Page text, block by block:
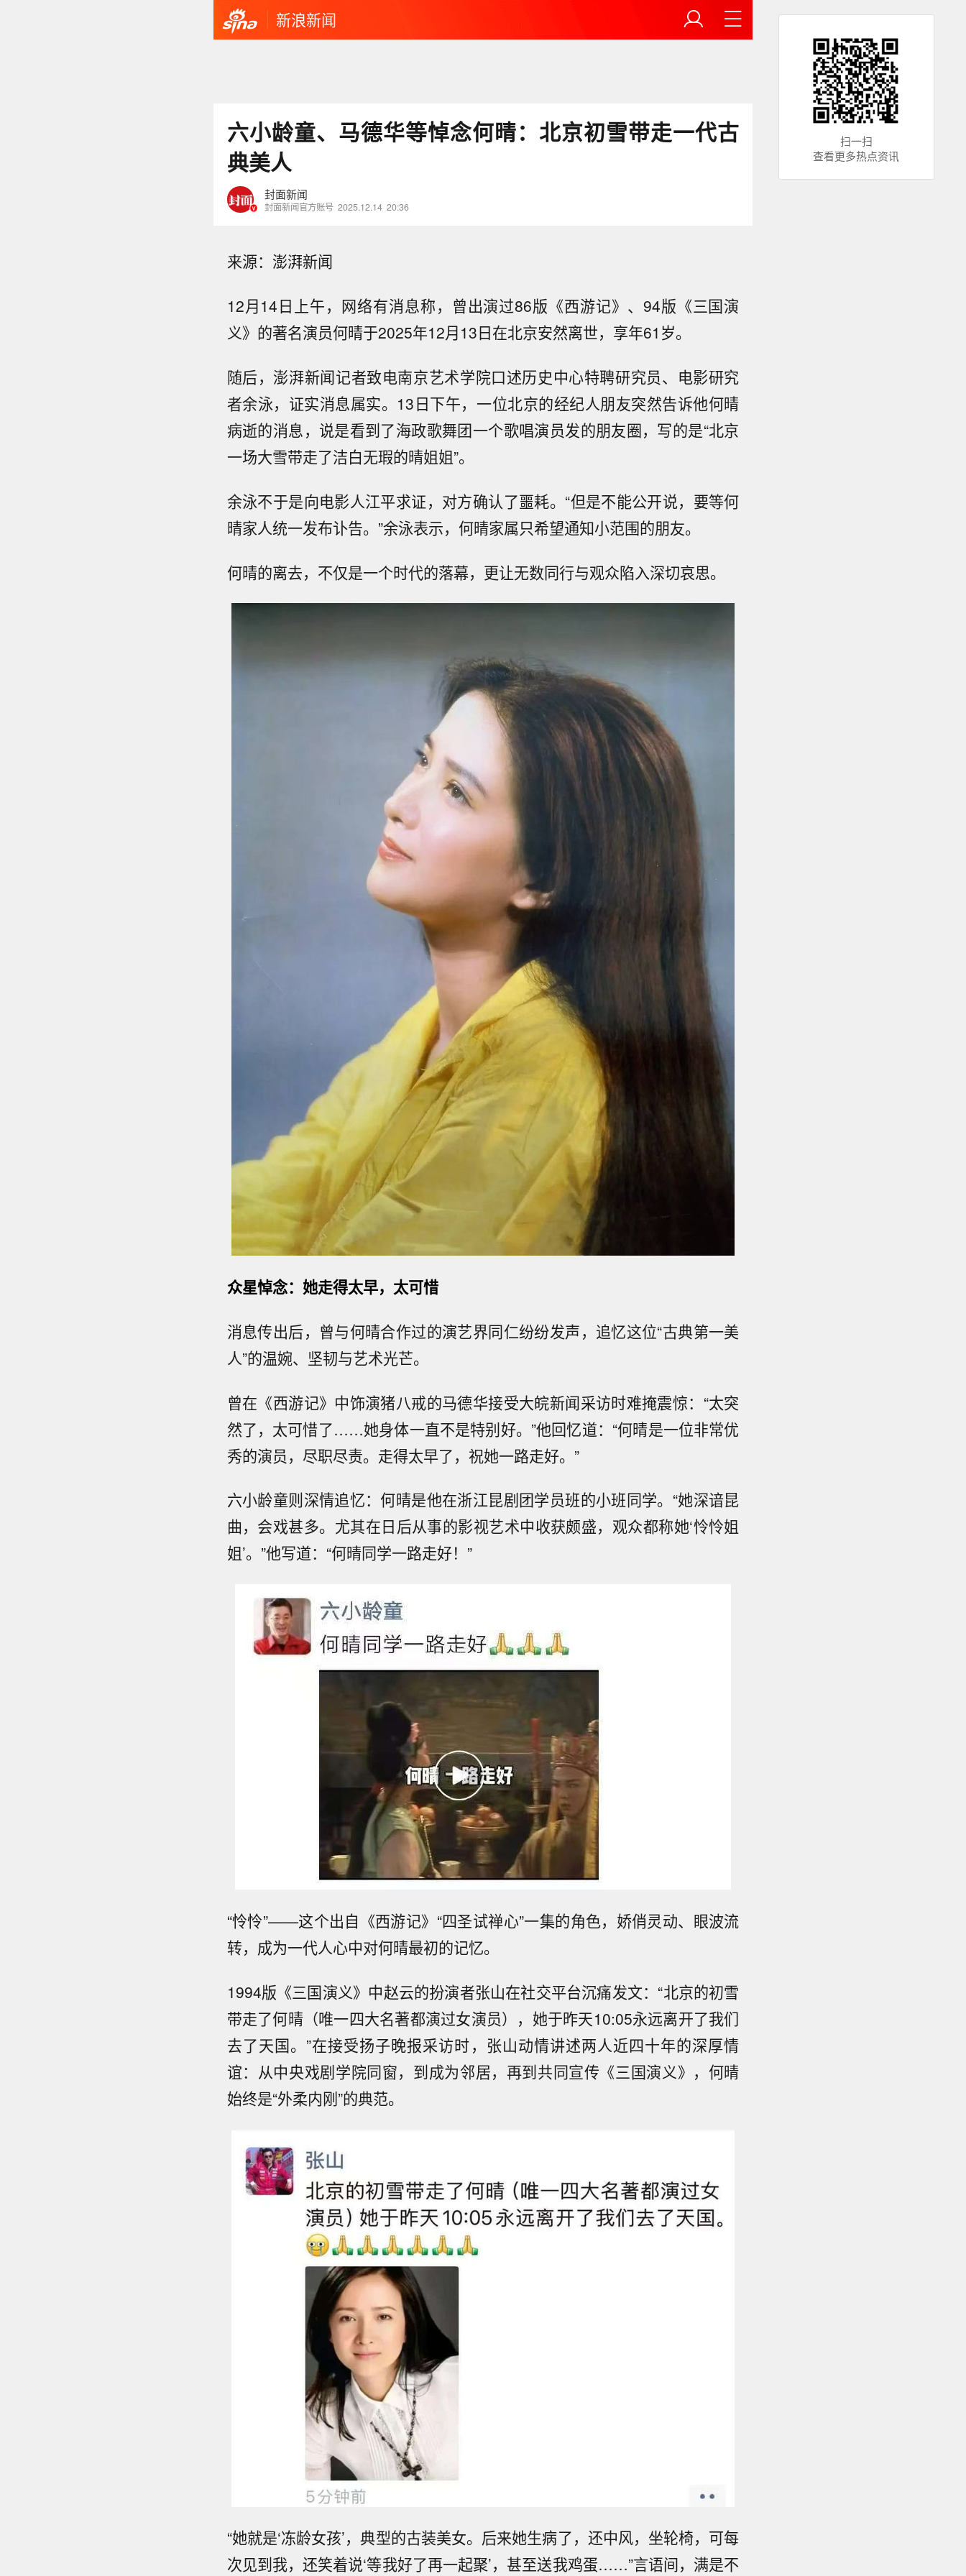
新浪新闻
六小龄童、马德华等悼念何晴：北京初雪带走一代古
典美人
封面新闻
封面新闻官方账号 2025.12.14 20:36
来源：澎湃新闻
12月14日上午，网络有消息称，曾出演过86版《西游记》、94版《三国演
义》的著名演员何晴于2025年12月13日在北京安然离世，享年61岁。
随后，澎湃新闻记者致电南京艺术学院口述历史中心特聘研究员、电影研究
者余泳，证实消息属实。13日下午，一位北京的经纪人朋友突然告诉他何晴
病逝的消息，说是看到了海政歌舞团一个歌唱演员发的朋友圈，写的是“北京
一场大雪带走了洁白无瑕的晴姐姐”。
余泳不于是向电影人江平求证，对方确认了噩耗。“但是不能公开说，要等何
晴家人统一发布讣告。”余泳表示，何晴家属只希望通知小范围的朋友。
何晴的离去，不仅是一个时代的落幕，更让无数同行与观众陷入深切哀思。
众星悼念：她走得太早，太可惜
消息传出后，曾与何晴合作过的演艺界同仁纷纷发声，追忆这位“古典第一美
人”的温婉、坚韧与艺术光芒。
曾在《西游记》中饰演猪八戒的马德华接受大皖新闻采访时难掩震惊：“太突
然了，太可惜了……她身体一直不是特别好。”他回忆道：“何晴是一位非常优
秀的演员，尽职尽责。走得太早了，祝她一路走好。”
六小龄童则深情追忆：何晴是他在浙江昆剧团学员班的小班同学。“她深谙昆
曲，会戏甚多。尤其在日后从事的影视艺术中收获颇盛，观众都称她‘怜怜姐
姐’。”他写道：“何晴同学一路走好！”
“怜怜”——这个出自《西游记》“四圣试禅心”一集的角色，娇俏灵动、眼波流
转，成为一代人心中对何晴最初的记忆。
1994版《三国演义》中赵云的扮演者张山在社交平台沉痛发文：“北京的初雪
带走了何晴（唯一四大名著都演过女演员），她于昨天10:05永远离开了我们
去了天国。”在接受扬子晚报采访时，张山动情讲述两人近四十年的深厚情
谊：从中央戏剧学院同窗，到成为邻居，再到共同宣传《三国演义》，何晴
始终是“外柔内刚”的典范。
“她就是‘冻龄女孩’，典型的古装美女。后来她生病了，还中风，坐轮椅，可每
次见到我，还笑着说‘等我好了再一起聚’，甚至送我鸡蛋……”言语间，满是不
扫一扫
查看更多热点资讯